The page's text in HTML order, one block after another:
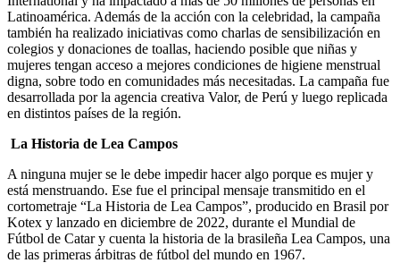
Latinoamérica. Además de la acción con la celebridad, la campaña
también ha realizado iniciativas como charlas de sensibilización en
colegios y donaciones de toallas, haciendo posible que niñas y
mujeres tengan acceso a mejores condiciones de higiene menstrual
digna, sobre todo en comunidades más necesitadas. La campaña fue
desarrollada por la agencia creativa Valor, de Perú y luego replicada
en distintos países de la región.
La Historia de Lea Campos
A ninguna mujer se le debe impedir hacer algo porque es mujer y
está menstruando. Ese fue el principal mensaje transmitido en el
cortometraje “La Historia de Lea Campos”, producido en Brasil por
Kotex y lanzado en diciembre de 2022, durante el Mundial de
Fútbol de Catar y cuenta la historia de la brasileña Lea Campos, una
de las primeras árbitras de fútbol del mundo en 1967.